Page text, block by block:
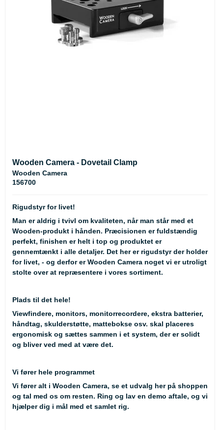
Wooden Camera - Dovetail Clamp
Wooden Camera
156700
Rigudstyr for livet!
Man er aldrig i tvivl om kvaliteten, når man står med et
Wooden-produkt i hånden. Præcisionen er fuldstændig
perfekt, finishen er helt i top og produktet er
gennemtænkt i alle detaljer. Det her er rigudstyr der holder
for livet, - og derfor er Wooden Camera noget vi er utroligt
stolte over at repræsentere i vores sortiment.
Plads til det hele!
Viewfindere, monitors, monitorrecordere, ekstra batterier,
håndtag, skulderstøtte, mattebokse osv. skal placeres
ergonomisk og sættes sammen i et system, der er solidt
og bliver ved med at være det.
Vi fører hele programmet
Vi fører alt i Wooden Camera, se et udvalg her på shoppen
og tal med os om resten. Ring og lav en demo aftale, og vi
hjælper dig i mål med et samlet rig.